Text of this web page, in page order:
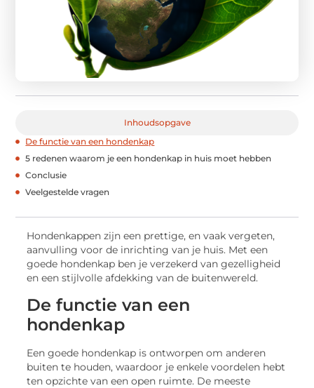
Inhoudsopgave
De functie van een hondenkap
5 redenen waarom je een hondenkap in huis moet hebben
Conclusie
Veelgestelde vragen
Hondenkappen zijn een prettige, en vaak vergeten,
aanvulling voor de inrichting van je huis. Met een
goede hondenkap ben je verzekerd van gezelligheid
en een stijlvolle afdekking van de buitenwereld.
De functie van een
hondenkap
Een goede hondenkap is ontworpen om anderen
buiten te houden, waardoor je enkele voordelen hebt
ten opzichte van een open ruimte. De meeste